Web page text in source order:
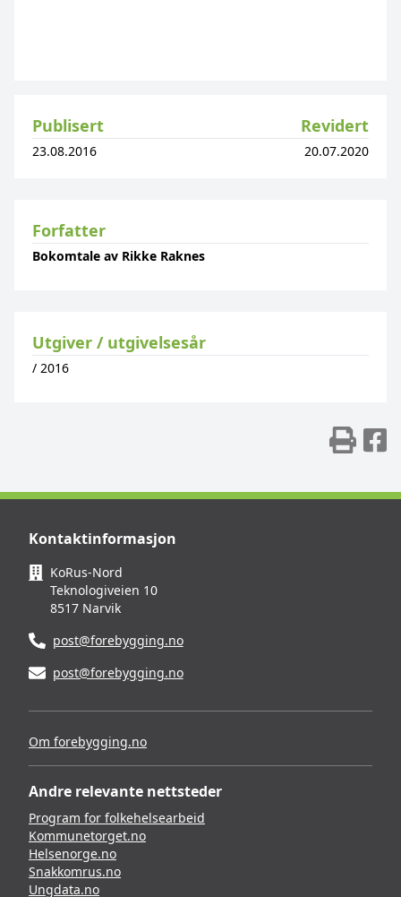
Publisert Revidert
23.08.2016 20.07.2020
Forfatter
Bokomtale av Rikke Raknes
Utgiver / utgivelsesår
/ 2016
Kontaktinformasjon
KoRus-Nord
Teknologiveien 10
8517 Narvik
post@forebygging.no
post@forebygging.no
Om forebygging.no
Andre relevante nettsteder
Program for folkehelsearbeid
Kommunetorget.no
Helsenorge.no
Snakkomrus.no
Ungdata.no